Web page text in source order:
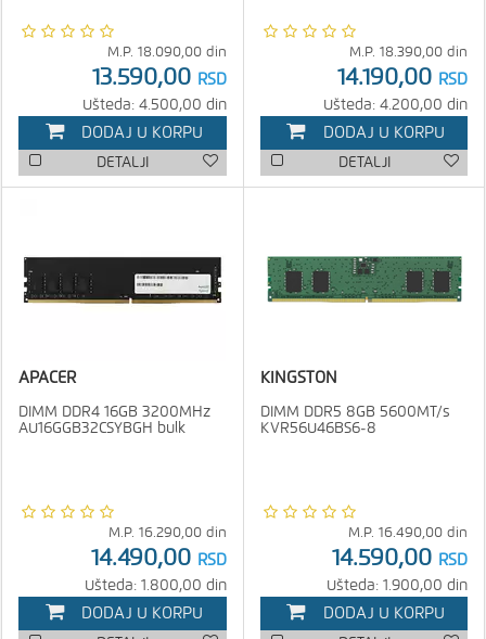
M.P. 18.090,00 din
13.590,00 RSD
Ušteda: 4.500,00 din
DODAJ U KORPU
DETALJI
M.P. 18.390,00 din
14.190,00 RSD
Ušteda: 4.200,00 din
DODAJ U KORPU
DETALJI
APACER
DIMM DDR4 16GB 3200MHz
AU16GGB32CSYBGH bulk
M.P. 16.290,00 din
14.490,00 RSD
Ušteda: 1.800,00 din
DODAJ U KORPU
KINGSTON
DIMM DDR5 8GB 5600MT/s
KVR56U46BS6-8
M.P. 16.490,00 din
14.590,00 RSD
Ušteda: 1.900,00 din
DODAJ U KORPU